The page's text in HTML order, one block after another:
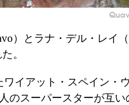
）とラナ・デル・レイ
。
イアット・スペイン・
のスーパースターが互